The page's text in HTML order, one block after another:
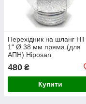
Перехідник на шланг НТ
1" Ø 38 мм пряма (для
АПН) Hiposan
480 ₴
Купити